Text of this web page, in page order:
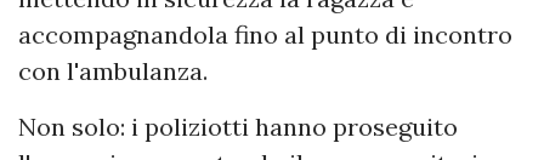
accompagnandola fino al punto di incontro
con l'ambulanza.
Non solo: i poliziotti hanno proseguito